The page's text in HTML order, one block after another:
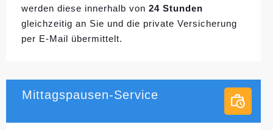
werden diese innerhalb von 24 Stunden
gleichzeitig an Sie und die private Versicherung
per E-Mail übermittelt.
Mittagspausen-Service